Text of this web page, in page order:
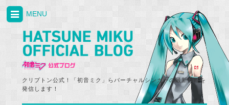
クリプトン公式！「初音ミク」らバーチャルシンガーの最新情報を
発信します！
MENU